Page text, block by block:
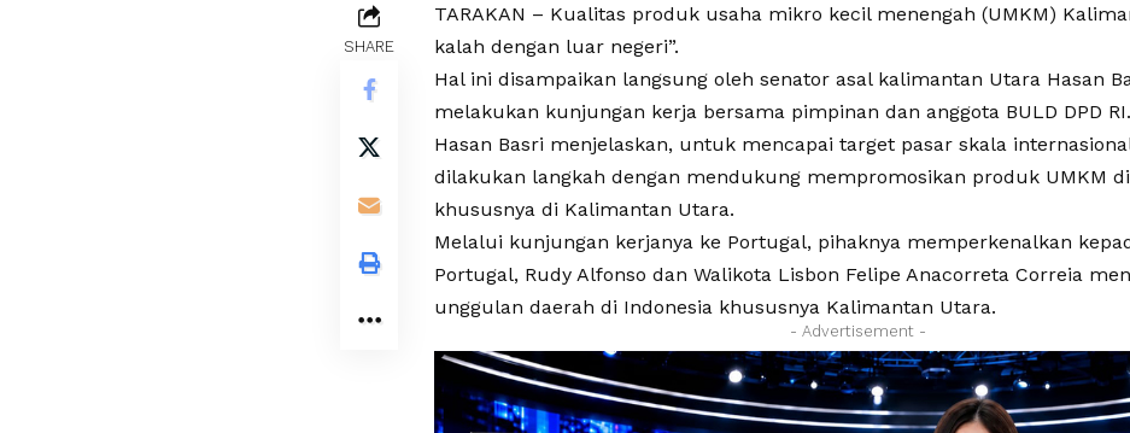
SHARE
TARAKAN – Kualitas produk usaha mikro kecil menengah (UMKM)
kalah dengan luar negeri”.
Hal ini disampaikan langsung oleh senator asal kalimantan Utara Hasan
melakukan kunjungan kerja bersama pimpinan dan anggota BULD DPD RI.
Hasan Basri menjelaskan, untuk mencapai target pasar skala
dilakukan langkah dengan mendukung mempromosikan produk UMKM
khususnya di Kalimantan Utara.
Melalui kunjungan kerjanya ke Portugal, pihaknya memperkenalkan
Portugal, Rudy Alfonso dan Walikota Lisbon Felipe Anacorreta Correia
unggulan daerah di Indonesia khususnya Kalimantan Utara.
- Advertisement -